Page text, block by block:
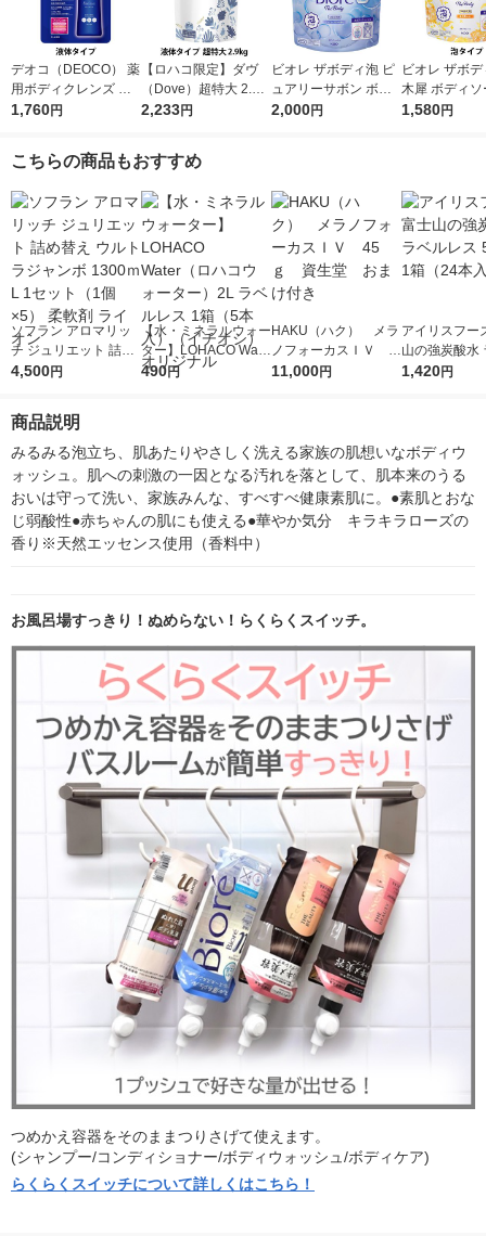
デオコ（DEOCO） 薬
用ボディクレンズ 詰
め替え 大容量 650g
1,760円
【ロハコ限定】ダヴ
（Dove）超特大 2.9k
g 液体 ボディウォッ
ボディソープ オリジ
2,233円
ビオレ ザボディ泡 ピ
ュアリーサボン ボデ
ィソープ 詰替特大 14
2,000円
ビオレ ザボ
木犀 ボディソ
替 1410ml 花
1,580円
こちらの商品もおすすめ
ソフラン アロマリッ
チ ジュリエット 詰め
替え ウルトラジャン
イオン
4,500円
【水・ミネラルウォー
ター】LOHACO Wate
r（ロハコウォータ
490円
HAKU（ハク） メラ
ノフォーカスＩＶ 4
5ｇ 資生堂 おまけ
11,000円
アイリスフー
山の強炭酸水
レス 500ml 1
1,420円
商品説明
みるみる泡立ち、肌あたりやさしく洗える家族の肌想いなボディウ
ォッシュ。肌への刺激の一因となる汚れを落として、肌本来のうる
おいは守って洗い、家族みんな、すべすべ健康素肌に。●素肌とおな
じ弱酸性●赤ちゃんの肌にも使える●華やか気分　キラキラローズの
香り※天然エッセンス使用（香料中）
お風呂場すっきり！ぬめらない！らくらくスイッチ。
つめかえ容器をそのままつりさげて使えます。
(シャンプー/コンディショナー/ボディウォッシュ/ボディケア)
らくらくスイッチについて詳しくはこちら！